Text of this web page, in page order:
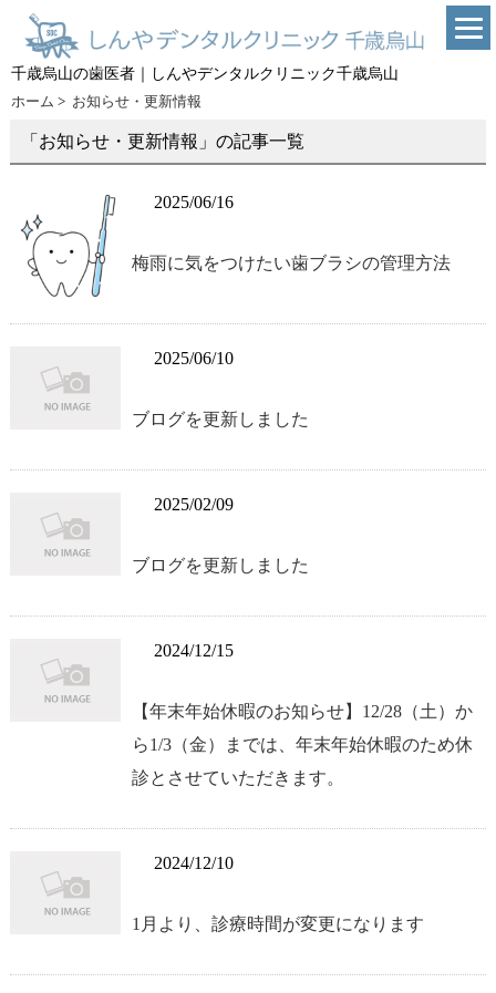
千歳烏山の歯医者｜しんやデンタルクリニック千歳烏山
ホーム > お知らせ・更新情報
「お知らせ・更新情報」の記事一覧
2025/06/16
梅雨に気をつけたい歯ブラシの管理方法
2025/06/10
ブログを更新しました
2025/02/09
ブログを更新しました
2024/12/15
【年末年始休暇のお知らせ】12/28（土）か
ら1/3（金）までは、年末年始休暇のため休
診とさせていただきます。
2024/12/10
1月より、診療時間が変更になります